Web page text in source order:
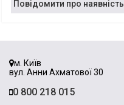
Повідомити про наявність
м. Київ
вул. Анни Ахматової 30
0 800 218 015